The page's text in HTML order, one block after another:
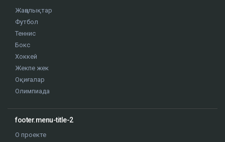
Жаңалықтар
Футбол
Теннис
Бокс
Хоккей
Жекпе жек
Оқиғалар
Олимпиада
footer.menu-title-2
О проекте